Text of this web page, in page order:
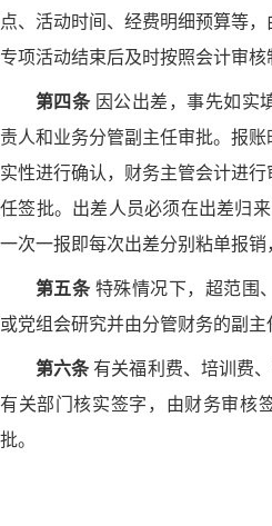
点、活动时间、经费明细预算等，
专项活动结束后及时按照会计审核
第四条 因公出差，事先如实
责人和业务分管副主任审批。报
实性进行确认，财务主管会计进
任签批。出差人员必须在出差归
一次一报即每次出差分别粘单报销
第五条特殊情况下，超范围
或党组会研究并由分管财务的副主
第六条有关福利费、培训费
有关部门核实签字，由财务审核
批。